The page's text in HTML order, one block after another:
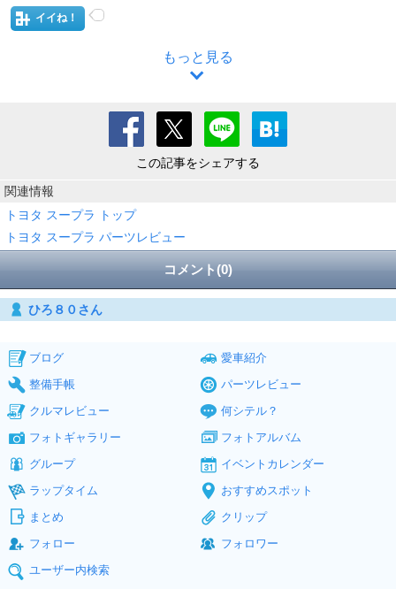
イイね！
もっと見る
この記事をシェアする
関連情報
トヨタ スープラ トップ
トヨタ スープラ パーツレビュー
コメント(0)
ひろ８０さん
ブログ
愛車紹介
整備手帳
パーツレビュー
クルマレビュー
何シテル？
フォトギャラリー
フォトアルバム
グループ
イベントカレンダー
ラップタイム
おすすめスポット
まとめ
クリップ
フォロー
フォロワー
ユーザー内検索